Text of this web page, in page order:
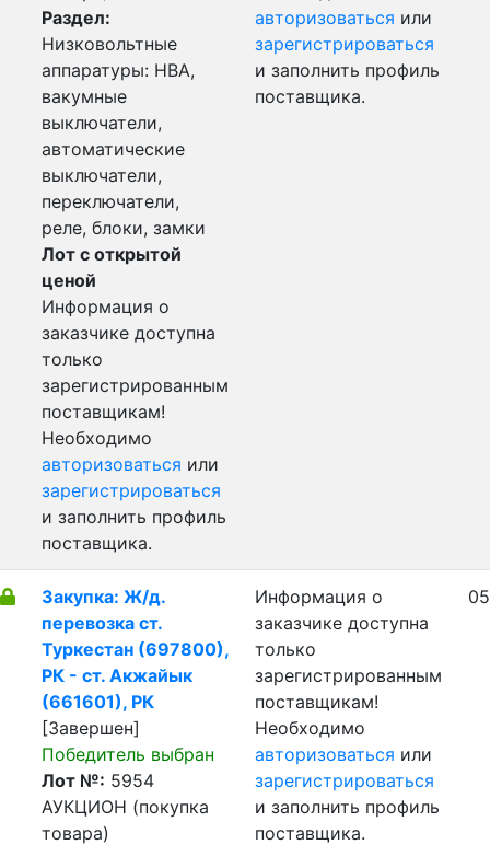
Раздел:
Низковольтные
аппаратуры: НВА,
вакумные
выключатели,
автоматические
выключатели,
переключатели,
реле, блоки, замки
Лот с открытой
ценой
Информация о
заказчике доступна
только
зарегистрированным
поставщикам!
Необходимо
авторизоваться или
зарегистрироваться
и заполнить профиль
поставщика.
авторизоваться или
зарегистрироваться
и заполнить профиль
поставщика.
Закупка: Ж/д.
перевозка ст.
Туркестан (697800),
РК - ст. Акжайык
(661601), РК
[Завершен]
Победитель выбран
Лот №: 5954
АУКЦИОН (покупка
товара)
Информация о
заказчике доступна
только
зарегистрированным
поставщикам!
Необходимо
авторизоваться или
зарегистрироваться
и заполнить профиль
поставщика.